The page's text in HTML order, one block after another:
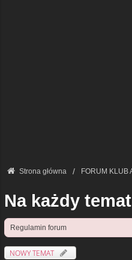
Strona główna
Na każdy temat
Regulamin forum
NOWY TEMAT